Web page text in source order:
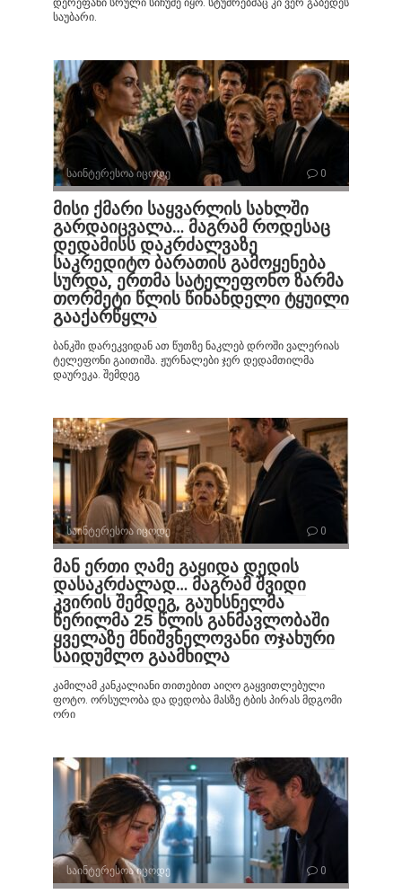
დერეფანი სრული სიჩუმე იყო. სტუმრებმაც კი ვერ გაბედეს
საუბარი.
საინტერესოა იცოდე 0
მისი ქმარი საყვარლის სახლში
გარდაიცვალა… მაგრამ როდესაც
დედამისს დაკრძალვაზე
საკრედიტო ბარათის გამოყენება
სურდა, ერთმა სატელეფონო ზარმა
თორმეტი წლის წინანდელი ტყუილი
გააქარწყლა
ბანკში დარეკვიდან ათ წუთზე ნაკლებ დროში ვალერიას
ტელეფონი გაითიშა. ჟურნალები ჯერ დედამთილმა
დაურეკა. შემდეგ
საინტერესოა იცოდე 0
მან ერთი ღამე გაყიდა დედის
დასაკრძალად… მაგრამ შვიდი
კვირის შემდეგ, გაუხსნელმა
წერილმა 25 წლის განმავლობაში
ყველაზე მნიშვნელოვანი ოჯახური
საიდუმლო გაამხილა
კამილამ კანკალიანი თითებით აიღო გაყვითლებული
ფოტო. ორსულობა და დედობა მასზე ტბის პირას მდგომი
ორი
საინტერესოა იცოდე 0